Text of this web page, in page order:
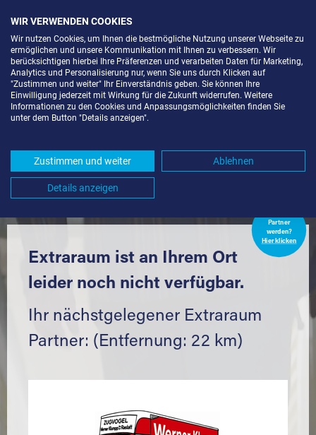
LAGERBOX IN KARLSRUHE-
UMGEBUNG *
Komfortabel einlagern mit Extraraum
Partner
werden?
Hier klicken
Extraraum ist an Ihrem Ort
leider noch nicht verfügbar.
Ihr nächstgelegener Extraraum
Partner: (Entfernung: 22 km)
WIR VERWENDEN COOKIES
Wir nutzen Cookies, um Ihnen die bestmögliche Nutzung unserer Webseite zu
ermöglichen und unsere Kommunikation mit Ihnen zu verbessern. Wir
berücksichtigen hierbei Ihre Präferenzen und verarbeiten Daten für Marketing,
Analytics und Personalisierung nur, wenn Sie uns durch Klicken auf
"Zustimmen und weiter" Ihr Einverständnis geben. Sie können Ihre
Einwilligung jederzeit mit Wirkung für die Zukunft widerrufen. Weitere
Informationen zu den Cookies und Anpassungsmöglichkeiten finden Sie
unter dem Button "Details anzeigen".
Zustimmen und weiter Ablehnen
Details anzeigen